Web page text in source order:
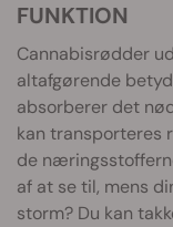
FUNKTION
Cannabisrødder
altafgørende
absorberer det
kan transporteres
de
af at se til, mens
storm? Du kan